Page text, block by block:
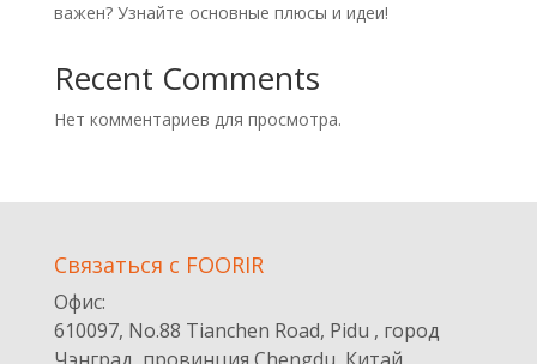
важен? Узнайте основные плюсы и идеи!
Recent Comments
Нет комментариев для просмотра.
Cвязаться с FOORIR
Офис:
610097, No.88 Tianchen Road, Pidu , город